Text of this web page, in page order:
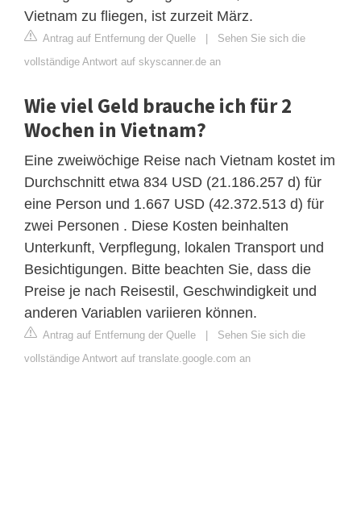
Vietnam zu fliegen, ist zurzeit März.
Antrag auf Entfernung der Quelle | Sehen Sie sich die
vollständige Antwort auf skyscanner.de an
Wie viel Geld brauche ich für 2
Wochen in Vietnam?
Eine zweiwöchige Reise nach Vietnam kostet im
Durchschnitt etwa 834 USD (21.186.257 d) für
eine Person und 1.667 USD (42.372.513 d) für
zwei Personen . Diese Kosten beinhalten
Unterkunft, Verpflegung, lokalen Transport und
Besichtigungen. Bitte beachten Sie, dass die
Preise je nach Reisestil, Geschwindigkeit und
anderen Variablen variieren können.
Antrag auf Entfernung der Quelle | Sehen Sie sich die
vollständige Antwort auf translate.google.com an